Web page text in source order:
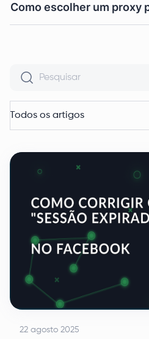
Como escolher um proxy
Todos os artigos
22 agosto 2025